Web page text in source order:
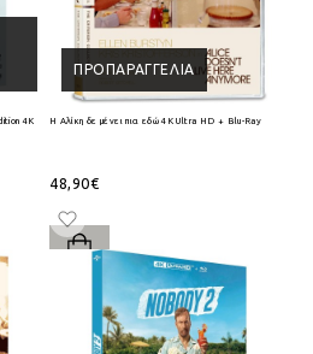
4K Ultra HD + Blu-Ray
ΠΡΟΠΑΡΑΓΓΕΛΊΑ
Η Αλίκη δε μένει πια εδώ 4K Ultra HD + Blu-Ray
48,90€